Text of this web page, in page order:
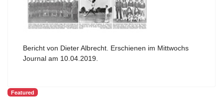
Bericht von Dieter Albrecht. Erschienen im Mittwochs
Journal am 10.04.2019.
Featured